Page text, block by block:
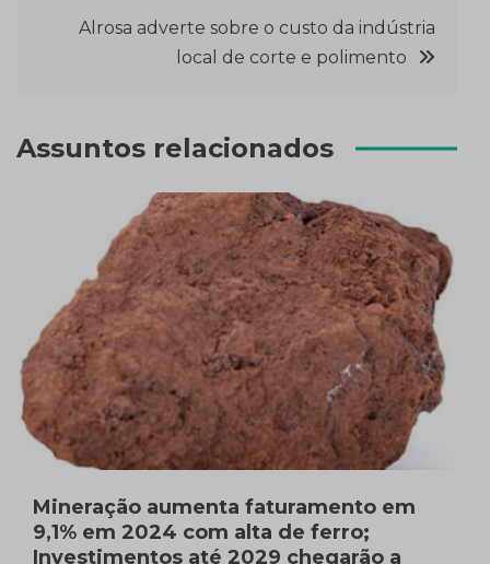
Alrosa adverte sobre o custo da indústria
local de corte e polimento
Assuntos relacionados
Mineração aumenta faturamento em
9,1% em 2024 com alta de ferro;
Investimentos até 2029 chegarão a